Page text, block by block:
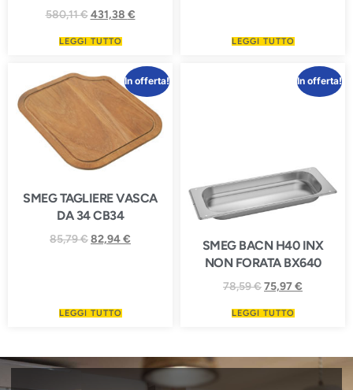
580,11€ 431,38 €
LEGGI TUTTO LEGGI TUTTO
In offerta!
SMEG TAGLIERE VASCA
DA 34 CB34
85,79€82,94€
LEGGI TUTTO
In offerta!
SMEG BACN H40 INX
NON FORATA BX640
78,59€75,97€
LEGGI TUTTO